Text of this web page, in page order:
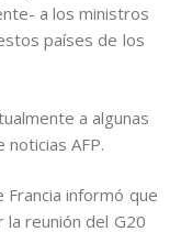
a los ministros
países de los
a algunas
AFP.
Francia informó que
la reunión del G20